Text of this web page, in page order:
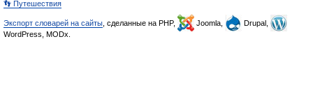
👣 Путешествия
Экспорт словарей на сайты , сделанные на PHP, Joomla,
Drupal,
WordPress, MODx.